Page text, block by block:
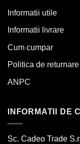
Informatii utile
Informatii livrare
Cum cumpar
Politica de returnare
ANPC
INFORMATII DE
Sc. Cadeo Trade